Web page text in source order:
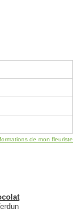
de mon fleuriste